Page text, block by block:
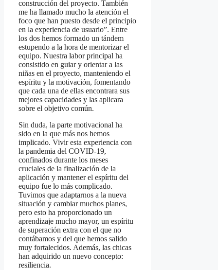
construcción del proyecto. También
me ha llamado mucho la atención el
foco que han puesto desde el principio
en la experiencia de usuario”. Entre
los dos hemos formado un tándem
estupendo a la hora de mentorizar el
equipo. Nuestra labor principal ha
consistido en guiar y orientar a las
niñas en el proyecto, manteniendo el
espíritu y la motivación, fomentando
que cada una de ellas encontrara sus
mejores capacidades y las aplicara
sobre el objetivo común.
Sin duda, la parte motivacional ha
sido en la que más nos hemos
implicado. Vivir esta experiencia con
la pandemia del COVID-19,
confinados durante los meses
cruciales de la finalización de la
aplicación y mantener el espíritu del
equipo fue lo más complicado.
Tuvimos que adaptarnos a la nueva
situación y cambiar muchos planes,
pero esto ha proporcionado un
aprendizaje mucho mayor, un espíritu
de superación extra con el que no
contábamos y del que hemos salido
muy fortalecidos. Además, las chicas
han adquirido un nuevo concepto:
resiliencia.